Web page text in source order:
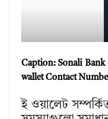
Caption: Sonali Bank
wallet Contact
ই ওয়ালেট